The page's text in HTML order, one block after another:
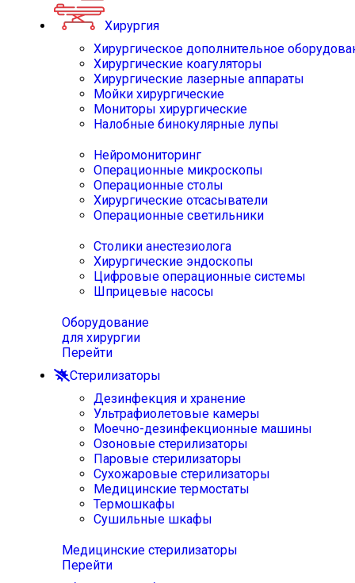
Хирургия
Хирургическое дополнительное
Хирургические коагуляторы
Хирургические лазерные аппараты
Мойки хирургические
Мониторы хирургические
Налобные бинокулярные лупы
Нейромониторинг
Операционные микроскопы
Операционные столы
Хирургические отсасыватели
Операционные светильники
Столики анестезиолога
Хирургические эндоскопы
Цифровые операционные системы
Шприцевые насосы
Оборудование
для хирургии
Перейти
Стерилизаторы
Дезинфекция и хранение
Ультрафиолетовые камеры
Моечно-дезинфекционные машины
Озоновые стерилизаторы
Паровые стерилизаторы
Сухожаровые стерилизаторы
Медицинские термостаты
Термошкафы
Сушильные шкафы
Медицинские стерилизаторы
Перейти